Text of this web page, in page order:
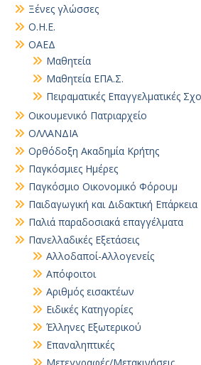
Ξένες γλώσσες
Ο.Η.Ε.
ΟΑΕΔ
Μαθητεία
Μαθητεία ΕΠΑ.Σ.
Πειραματικές Επαγγελματικές
Οικουμενικό Πατριαρχείο
ΟΛΛΑΝΔΙΑ
Ορθόδοξη Ακαδημία Κρήτης
Παγκόσμιες Ημέρες
Παγκόσμιο Οικονομικό Φόρουμ
Παιδαγωγική και Διδακτική Επάρκεια
Παλιά παραδοσιακά επαγγέλματα
Πανελλαδικές Εξετάσεις
Αλλοδαποί-Αλλογενείς
Απόφοιτοι
Αριθμός εισακτέων
Ειδικές Κατηγορίες
Έλληνες Εξωτερικού
Επαναληπτικές